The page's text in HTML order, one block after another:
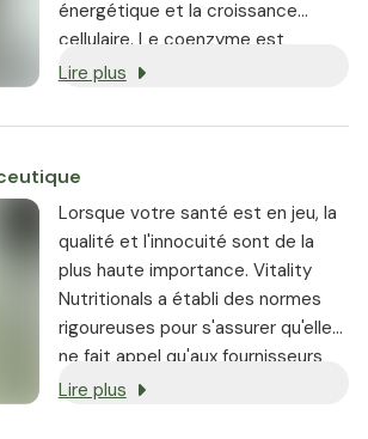
énergétique et la croissance
cellulaire. Le coenzyme est
considéré comme l'étincelle
performance.[1]
Lire plus
Lorsque votre santé est en jeu, la
qualité et l'innocuité sont de la
plus haute importance. Vitality
Nutritionals a établi des normes
rigoureuses pour s'assurer qu'elle
ne fait appel qu'aux fournisseurs
les plus réputés.
Lire plus